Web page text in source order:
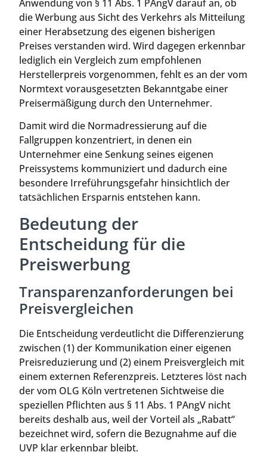
Anwendung von § 11 Abs. 1 PAngV darauf an, ob
die Werbung aus Sicht des Verkehrs als Mitteilung
einer Herabsetzung des eigenen bisherigen
Preises verstanden wird. Wird dagegen erkennbar
lediglich ein Vergleich zum empfohlenen
Herstellerpreis vorgenommen, fehlt es an der vom
Normtext vorausgesetzten Bekanntgabe einer
Preisermäßigung durch den Unternehmer.
Damit wird die Normadressierung auf die
Fallgruppen konzentriert, in denen ein
Unternehmer eine Senkung seines eigenen
Preissystems kommuniziert und dadurch eine
besondere Irreführungsgefahr hinsichtlich der
tatsächlichen Ersparnis entstehen kann.
Bedeutung der
Entscheidung für die
Preiswerbung
Transparenzanforderungen bei
Preisvergleichen
Die Entscheidung verdeutlicht die Differenzierung
zwischen (1) der Kommunikation einer eigenen
Preisreduzierung und (2) einem Preisvergleich mit
einem externen Referenzpreis. Letzteres löst nach
der vom OLG Köln vertretenen Sichtweise die
speziellen Pflichten aus § 11 Abs. 1 PAngV nicht
bereits deshalb aus, weil der Vorteil als „Rabatt“
bezeichnet wird, sofern die Bezugnahme auf die
UVP klar erkennbar bleibt.